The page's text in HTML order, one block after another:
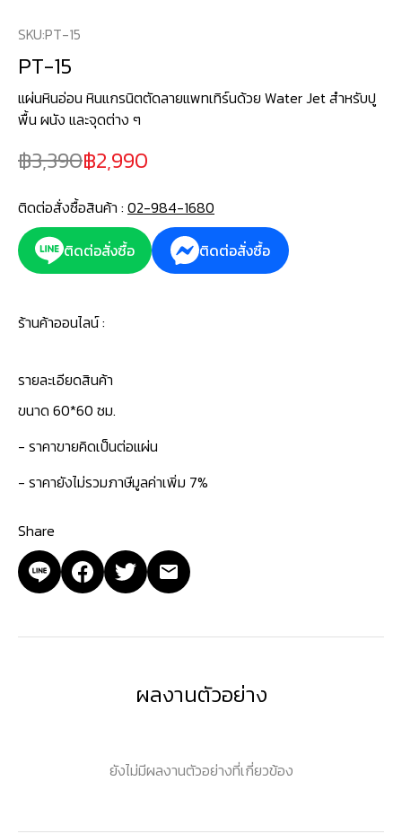
SKU:PT-15
PT-15
แผ่นหินอ่อน หินแกรนิตตัดลายแพทเทิร์นด้วย Water Jet สำหรับปู
พื้น ผนัง และจุดต่าง ๆ
3,390 2,990
ติดต่อสั่งซื้อสินค้า : 02-984-1680
ติดต่อสั่งซื้อ
ติดต่อสั่งซื้อ
ร้านค้าออนไลน์ :
รายละเอียดสินค้า
ขนาด 60*60 ซม.
- ราคาขายคิดเป็นต่อแผ่น
- ราคายังไม่รวมภาษีมูลค่าเพิ่ม 7%
Share
ผลงานตัวอย่าง
ยังไม่มีผลงานตัวอย่างที่เกี่ยวข้อง